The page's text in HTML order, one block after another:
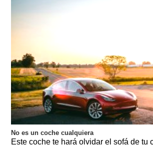
No es un coche cualquiera
Este coche te hará olvidar el sofá de tu